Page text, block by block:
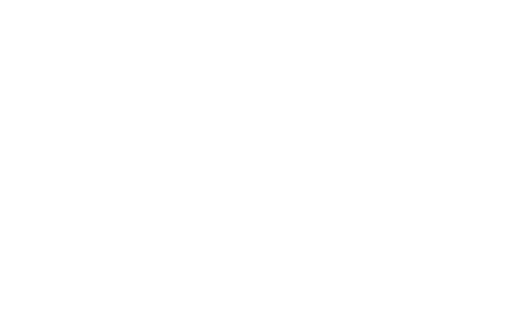
人。在
他与克里斯汀伪装身份，深入追查案件背景
窃取秘密武器材料。他被调至布鲁塞尔担任国防部长保镖，而叛乱分子
护单亲母女小茜和依依，被迫出手击杀黑帮一伙而暴露身份。幕后黑手